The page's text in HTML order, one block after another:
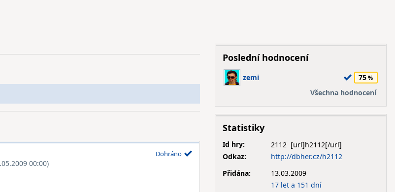
00:00)
Dohráno
Poslední hodnocení
zemi
75
Všechna hodnocení
Statistiky
Id hry:
2112
Odkaz:
http://dbher.cz/h2112
Přidána:
13.03.2009
17 let a 151 dní